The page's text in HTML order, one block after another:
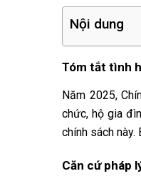
Nội dung
Tóm tắt tình
Năm 2025,
chức, hộ gia
chính sách
Căn cứ pháp